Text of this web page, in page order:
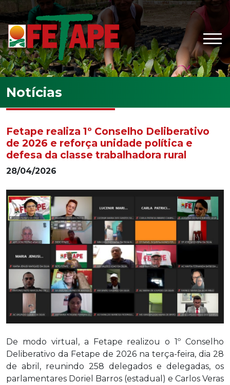
Ir para o conteúdo principal
Notícias
Fetape realiza 1º Conselho Deliberativo
de 2026 e reforça unidade política e
defesa da classe trabalhadora rural
28/04/2026
De modo virtual, a Fetape realizou o 1º Conselho
Deliberativo da Fetape de 2026 na terça-feira, dia 28
de abril, reunindo 258 delegados e delegadas, os
parlamentares Doriel Barros (estadual) e Carlos Veras